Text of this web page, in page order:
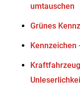
umtauschen
Grünes
Kennzeichen